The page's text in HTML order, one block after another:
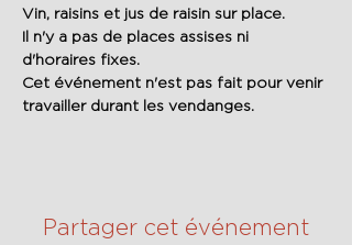
Vin, raisins et jus de raisin sur place.
Il n'y a pas de places assises ni
d'horaires fixes.
Cet événement n'est pas fait pour venir
travailler durant les vendanges.
Partager cet événement